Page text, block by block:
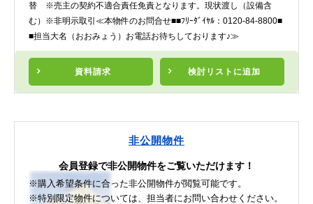
資料請求 検討リスト に追加
替 ※売主の契約不適合責任免責となります。現状渡し（設備含
む）※非明示取引≪本物件のお問合せ■■ﾌﾘｰﾀﾞｲﾔﾙ：0120-84-8800■
■担当大名（おおみょう）お電話お待ちしております♪≫
非公開物件
会員登録で非公開物件をご覧いただけます！
※購入希望条件に合った非公開物件が閲覧可能です。
※特別限定物件については、担当者にお問い合わせください。